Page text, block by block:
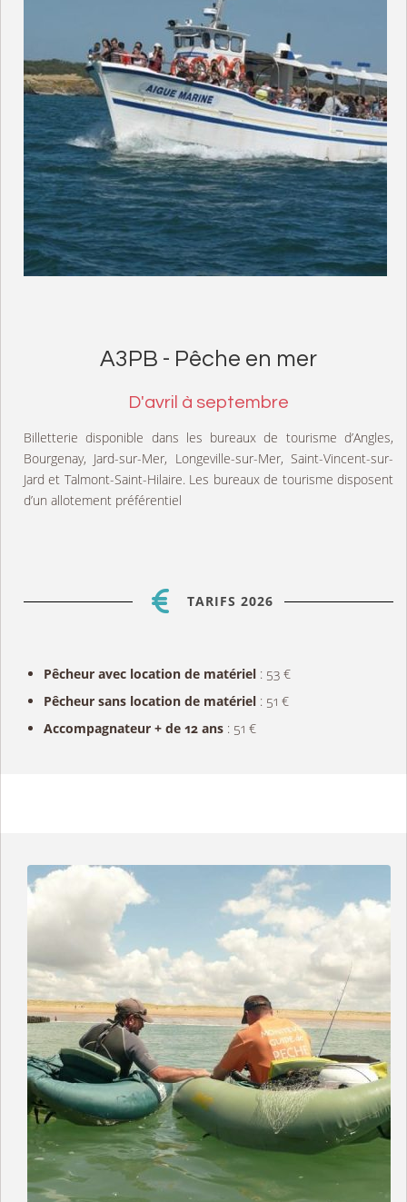
A3PB - Pêche en mer
D'avril à septembre
Billetterie disponible dans les bureaux de tourisme d’Angles,
Bourgenay, Jard-sur-Mer, Longeville-sur-Mer, Saint-Vincent-sur-
Jard et Talmont-Saint-Hilaire. Les bureaux de tourisme disposent
d’un allotement préférentiel
TARIFS 2026
Pêcheur avec location de matériel : 53 €
Pêcheur sans location de matériel : 51 €
Accompagnateur + de 12 ans : 51 €